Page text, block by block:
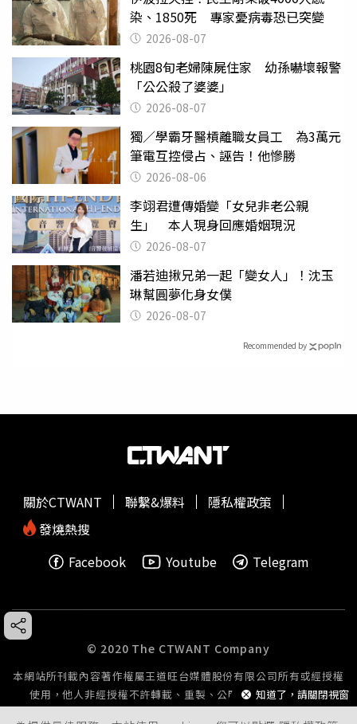
染、1850死 專家憂病毒恐已突變
2026-08-07
桃園8旬老婦陳屍住家 幼孫嚇壞報警
「公公殺了婆婆」
2026-08-07
獨／學霸牙醫槓離職女員工 為3萬元
筆電互控侵占、誣告！他慘勝
2026-08-06
李翊君遭傳婚變「女兒非老公親
生」 本人現身回應婚姻現況
2026-08-07
潘若迪揪兄弟一起「變女人」！沈玉
琳幫圓夢化身女僕
2026-08-07
Recommended by
知道了，請關閉視窗
關於CTWANT 聯繫&爆料
隱私權政策
發燒熱搜
Facebook
Youtube Telegram
© 2020 The CTWANT Company
本網站所刊載內容著作權屬王道旺台媒體股份有限公司所有或經授權
使用，他人非經授權不許轉載、重製、公開播送或公開傳輸。